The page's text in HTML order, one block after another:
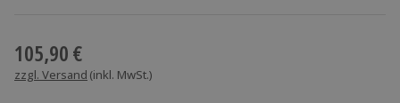
105,90 €
zzgl. Versand (inkl. MwSt.)